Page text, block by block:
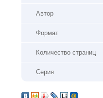
Автор
Формат
Количество страниц
Серия